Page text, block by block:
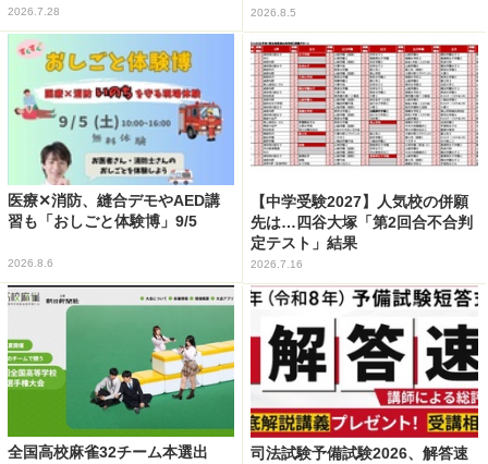
2026.7.28 2026.8.5
医療✕消防、縫合デモやAED講
習も「おしごと体験博」9/5
2026.8.6
【中学受験2027】人気校の併願
先は…四谷大塚「第2回合不合判
定テスト」結果
2026.7.16
全国高校麻雀32チーム本選出
司法試験予備試験2026、解答速